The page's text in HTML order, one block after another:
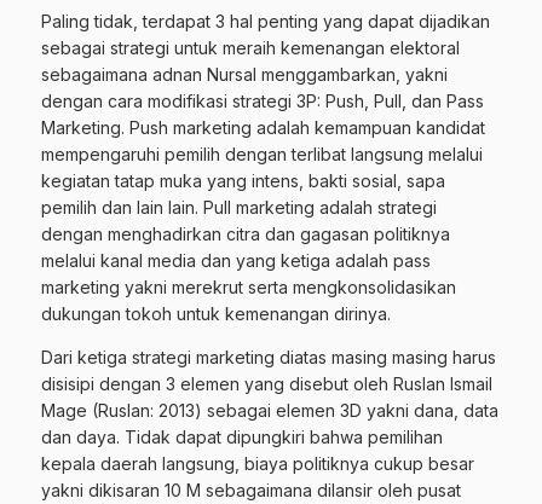
Paling tidak, terdapat 3 hal penting yang dapat dijadikan
sebagai strategi untuk meraih kemenangan elektoral
sebagaimana adnan Nursal menggambarkan, yakni
dengan cara modifikasi strategi 3P: Push, Pull, dan Pass
Marketing. Push marketing adalah kemampuan kandidat
mempengaruhi pemilih dengan terlibat langsung melalui
kegiatan tatap muka yang intens, bakti sosial, sapa
pemilih dan lain lain. Pull marketing adalah strategi
dengan menghadirkan citra dan gagasan politiknya
melalui kanal media dan yang ketiga adalah pass
marketing yakni merekrut serta mengkonsolidasikan
dukungan tokoh untuk kemenangan dirinya.
Dari ketiga strategi marketing diatas masing masing harus
disisipi dengan 3 elemen yang disebut oleh Ruslan Ismail
Mage (Ruslan: 2013) sebagai elemen 3D yakni dana, data
dan daya. Tidak dapat dipungkiri bahwa pemilihan
kepala daerah langsung, biaya politiknya cukup besar
yakni dikisaran 10 M sebagaimana dilansir oleh pusat